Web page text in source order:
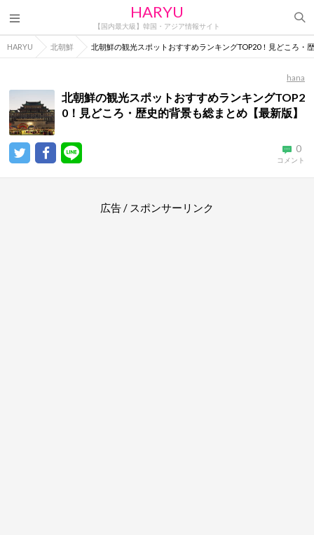
HARYU
【国内最大級】韓国・アジア情報サイト
HARYU 北朝鮮 北朝鮮の観光スポットおすすめランキングTOP20！見どころ・
hana
北朝鮮の観光スポットおすすめランキングTOP2
0！見どころ・歴史的背景も総まとめ【最新版】
0
コメント
広告 / スポンサーリンク